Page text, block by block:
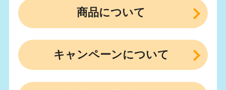
商品について
キャンペーンについて